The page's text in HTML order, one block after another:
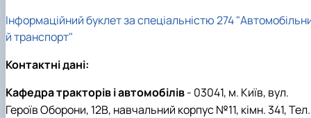
Інформаційний буклет за спеціальністю 274
й транспорт"
Контактні дані:
Кафедра тракторів і автомобілів- 03041, м. Київ, вул.
Героїв Оборони, 12В, навчальний корпус №11, кімн. 341,